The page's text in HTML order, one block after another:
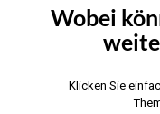
Wobei
Klicken Sie